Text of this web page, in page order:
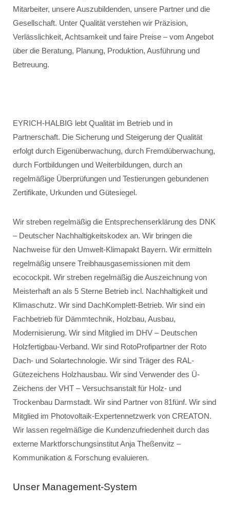
Mitarbeiter, unsere Auszubildenden, unsere Partner und die
Gesellschaft. Unter Qualität verstehen wir Präzision,
Verlässlichkeit, Achtsamkeit und faire Preise – vom Angebot
über die Beratung, Planung, Produktion, Ausführung und
Betreuung.
EYRICH-HALBIG lebt Qualität im Betrieb und in
Partnerschaft. Die Sicherung und Steigerung der Qualität
erfolgt durch Eigenüberwachung, durch Fremdüberwachung,
durch Fortbildungen und Weiterbildungen, durch an
regelmäßige Überprüfungen und Testierungen gebundenen
Zertifikate, Urkunden und Gütesiegel.
Wir streben regelmäßig die Entsprechenserklärung des DNK
– Deutscher Nachhaltigkeitskodex an. Wir bringen die
Nachweise für den Umwelt-Klimapakt Bayern. Wir ermitteln
regelmäßig unsere Treibhausgasemissionen mit dem
ecocockpit. Wir streben regelmäßig die Auszeichnung von
Meisterhaft an als 5 Sterne Betrieb incl. Nachhaltigkeit und
Klimaschutz. Wir sind DachKomplett-Betrieb. Wir sind ein
Fachbetrieb für Dämmtechnik, Holzbau, Ausbau,
Modernisierung. Wir sind Mitglied im DHV – Deutschen
Holzfertigbau-Verband. Wir sind RotoProfipartner der Roto
Dach- und Solartechnologie. Wir sind Träger des RAL-
Gütezeichens Holzhausbau. Wir sind Verwender des Ü-
Zeichens der VHT – Versuchsanstalt für Holz- und
Trockenbau Darmstadt. Wir sind Partner von 81fünf. Wir sind
Mitglied im Photovoltaik-Expertennetzwerk von CREATON.
Wir lassen regelmäßige die Kundenzufriedenheit durch das
externe Marktforschungsinstitut Anja Theßenvitz –
Kommunikation & Forschung evaluieren.
Unser Management-System